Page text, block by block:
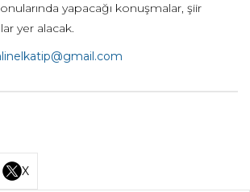
yapacağı konuşmalar, şiir
yer alacak.
X